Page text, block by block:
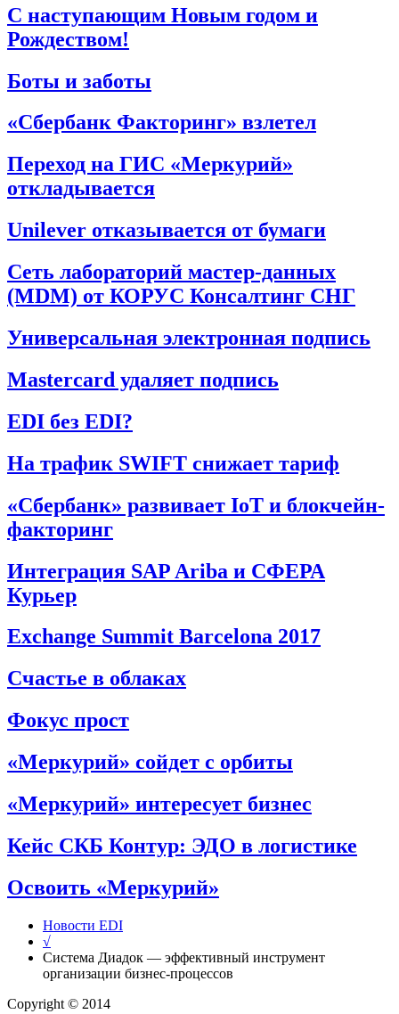
С наступающим Новым годом и
Рождеством!
Боты и заботы
«Сбербанк Факторинг» взлетел
Переход на ГИС «Меркурий»
откладывается
Unilever отказывается от бумаги
Сеть лабораторий мастер-данных
(MDM) от КОРУС Консалтинг СНГ
Универсальная электронная подпись
Mastercard удаляет подпись
EDI без EDI?
На трафик SWIFT снижает тариф
«Сбербанк» развивает IoT и блокчейн-
факторинг
Интеграция SAP Ariba и СФЕРА
Курьер
Exchange Summit Barcelona 2017
Счастье в облаках
Фокус прост
«Меркурий» сойдет с орбиты
«Меркурий» интересует бизнес
Кейс СКБ Контур: ЭДО в логистике
Освоить «Меркурий»
Новости EDI
√
Система Диадок — эффективный инструмент
организации бизнес-процессов
Copyright © 2014